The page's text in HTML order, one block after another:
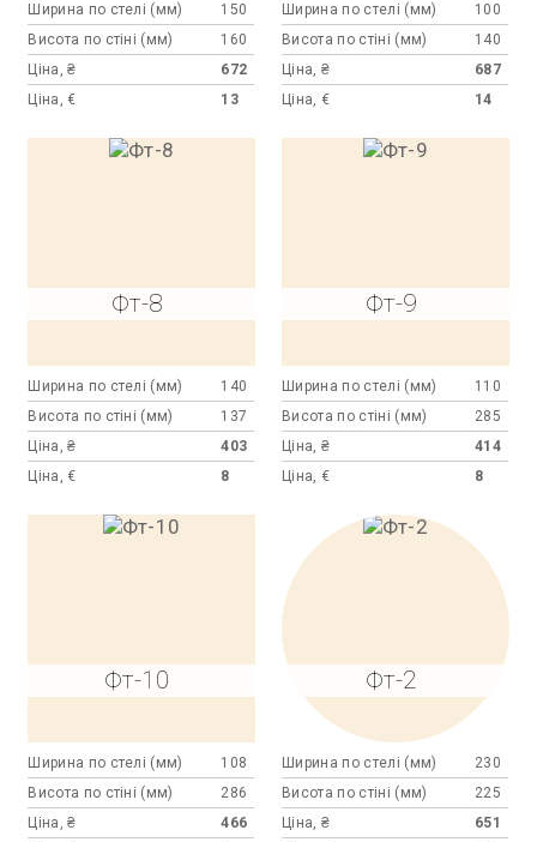
Ширина по стелі (мм)
150
Висота по стіні (мм)
160
Ціна, ₴
672
Ціна, €
13
Ширина по стелі (мм)
100
Висота по стіні (мм)
140
Ціна, ₴
687
Ціна, €
14
Фт-8
Ширина по стелі (мм)
140
Висота по стіні (мм)
137
Ціна, ₴
403
Ціна, €
8
Фт-9
Ширина по стелі (мм)
110
Висота по стіні (мм)
285
Ціна, ₴
414
Ціна, €
8
Фт-10
Ширина по стелі (мм)
108
Висота по стіні (мм)
286
Ціна, ₴
466
Фт-2
Ширина по стелі (мм)
230
Висота по стіні (мм)
225
Ціна, ₴
651